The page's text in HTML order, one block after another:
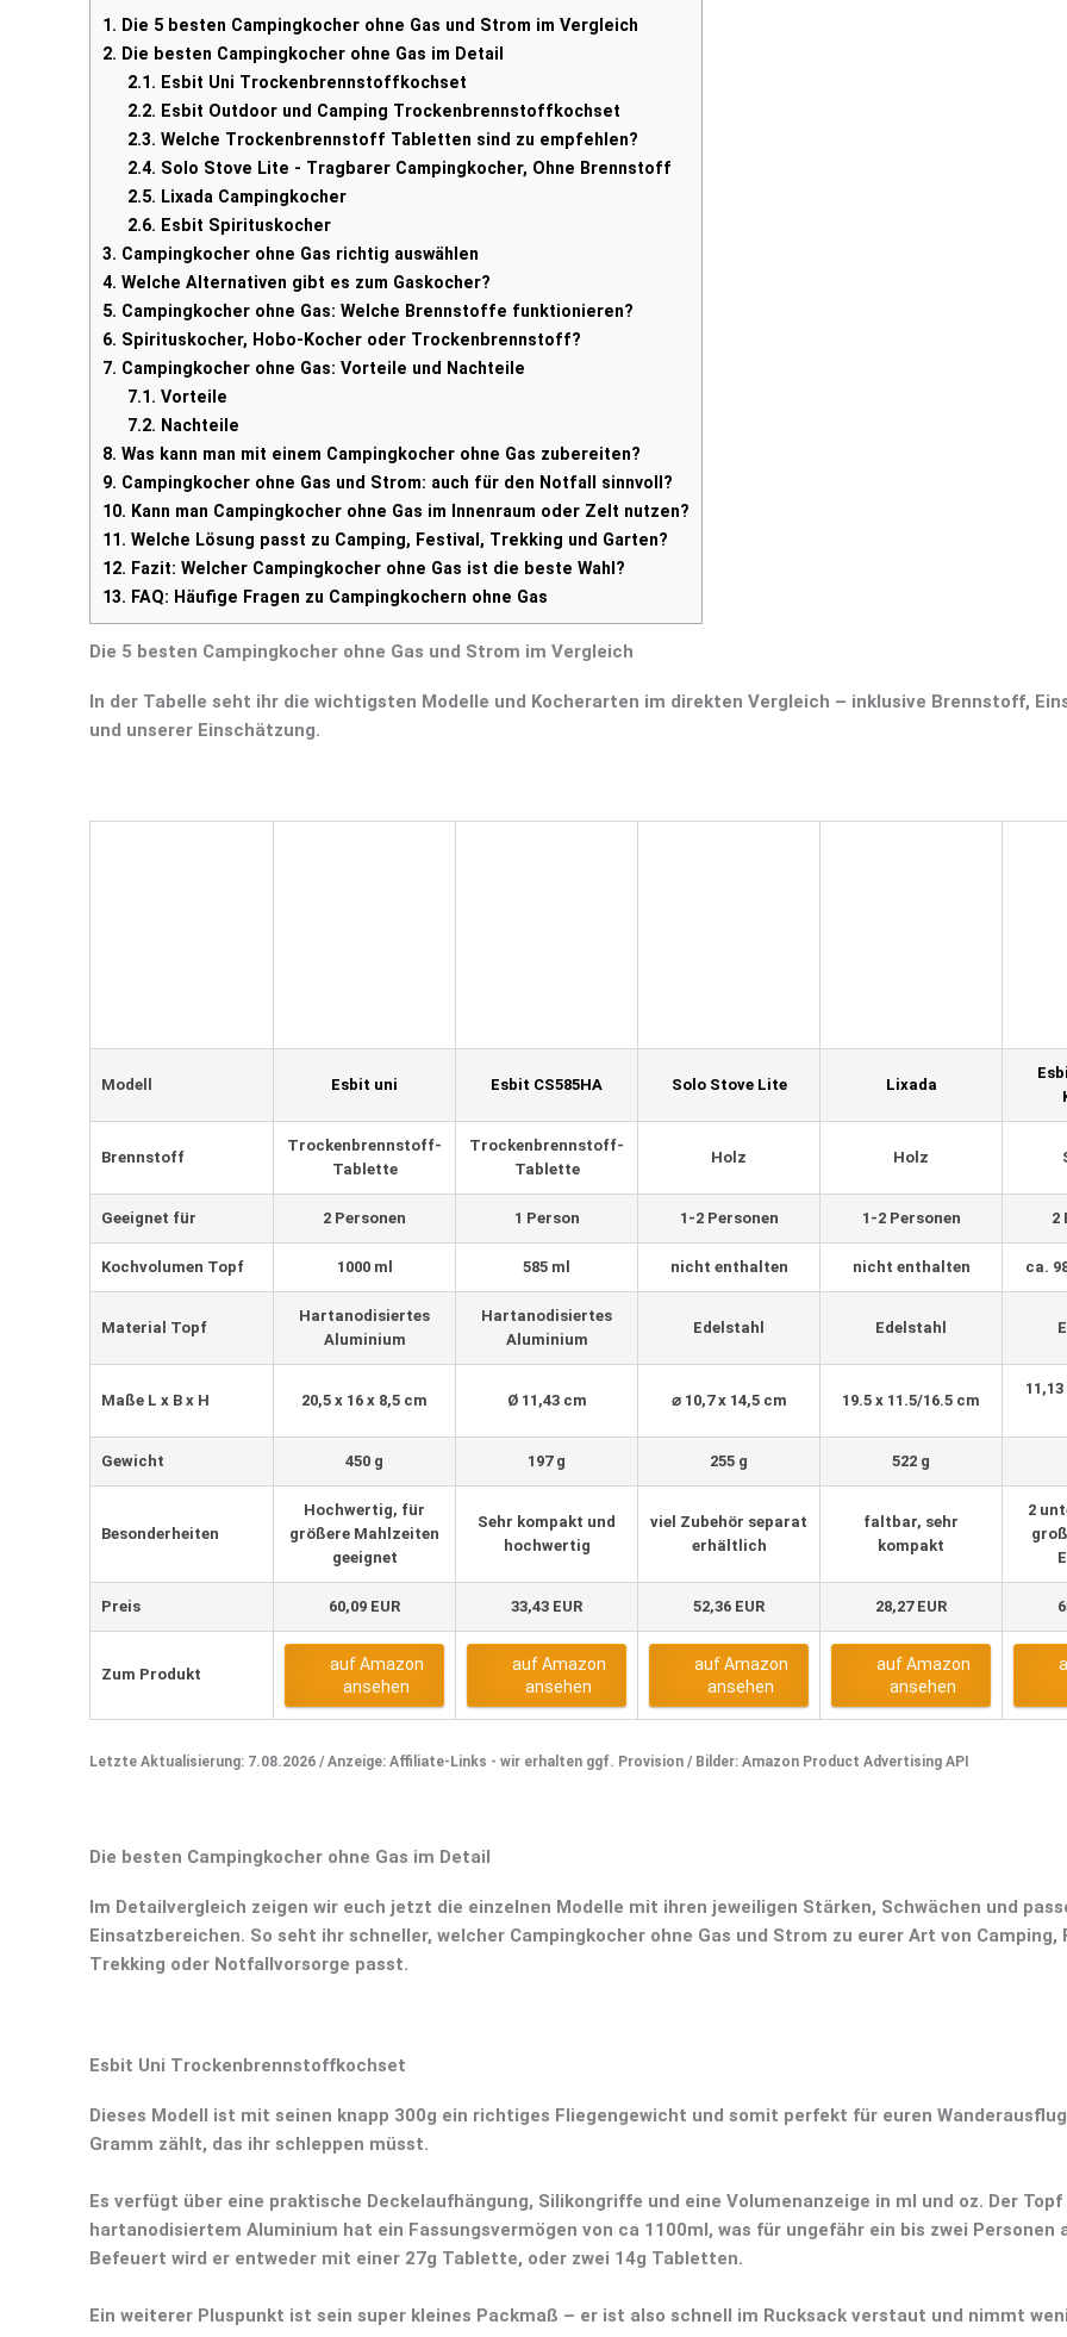
1. Die 5 besten Campingkocher ohne Gas und Strom im Vergleich
2. Die besten Campingkocher ohne Gas im Detail
2.1. Esbit Uni Trockenbrennstoffkochset
2.2. Esbit Outdoor und Camping Trockenbrennstoffkochset
2.3. Welche Trockenbrennstoff Tabletten sind zu empfehlen?
2.4. Solo Stove Lite - Tragbarer Campingkocher, Ohne Brennstoff
2.5. Lixada Campingkocher
2.6. Esbit Spirituskocher
3. Campingkocher ohne Gas richtig auswählen
4. Welche Alternativen gibt es zum Gaskocher?
5. Campingkocher ohne Gas: Welche Brennstoffe funktionieren?
6. Spirituskocher, Hobo-Kocher oder Trockenbrennstoff?
7. Campingkocher ohne Gas: Vorteile und Nachteile
7.1. Vorteile
7.2. Nachteile
8. Was kann man mit einem Campingkocher ohne Gas zubereiten?
9. Campingkocher ohne Gas und Strom: auch für den Notfall sinnvoll?
10. Kann man Campingkocher ohne Gas im Innenraum oder Zelt nutzen?
11. Welche Lösung passt zu Camping, Festival, Trekking und Garten?
12. Fazit: Welcher Campingkocher ohne Gas ist die beste Wahl?
13. FAQ: Häufige Fragen zu Campingkochern ohne Gas
Die 5 besten Campingkocher ohne Gas und Strom im Vergleich
In der Tabelle seht ihr die wichtigsten Modelle und Kocherarten im direkten Vergleich – inklusive Brennstoff,
und unserer Einschätzung.
Modell Esbit uni Esbit CS585HA Solo Stove Lite Lixada
Brennstoff
Trockenbrennstoff-
Tablette
Trockenbrennstoff-
Tablette
Holz Holz
Geeignet für 2 Personen 1 Person 1-2 Personen 1-2 Personen 2
Kochvolumen Topf 1000 ml 585 ml nicht enthalten nicht enthalten ca.
Material Topf
Hartanodisiertes
Aluminium
Hartanodisiertes
Aluminium
Edelstahl Edelstahl
Maße L x B x H ‎20,5 x 16 x 8,5 cm Ø ‎11,43 cm ⌀ 10,7 x 14,5 cm 19.5 x 11.5/16.5 cm
Gewicht 450 g 197 g 255 g 522 g
Besonderheiten
Hochwertig, für
größere Mahlzeiten
geeignet
Sehr kompakt und
hochwertig
viel Zubehör separat
erhältlich
faltbar, sehr
kompakt
2
Preis 60,09 EUR 33,43 EUR 52,36 EUR 28,27 EUR
Zum Produkt
auf Amazon
ansehen
auf Amazon
ansehen
auf Amazon
ansehen
auf Amazon
ansehen
Letzte Aktualisierung: 7.08.2026 / Anzeige: Affiliate-Links - wir erhalten ggf. Provision / Bilder: Amazon Product Advertising API
Die besten Campingkocher ohne Gas im Detail
Im Detailvergleich zeigen wir euch jetzt die einzelnen Modelle mit ihren jeweiligen Stärken, Schwächen und
Einsatzbereichen. So seht ihr schneller, welcher Campingkocher ohne Gas und Strom zu eurer Art von Camping,
Trekking oder Notfallvorsorge passt.
Esbit Uni Trockenbrennstoffkochset
Dieses Modell ist mit seinen knapp 300g ein richtiges Fliegengewicht und somit perfekt für euren
Gramm zählt, das ihr schleppen müsst.
Es verfügt über eine praktische Deckelaufhängung, Silikongriffe und eine Volumenanzeige in ml und oz. Der Topf
hartanodisiertem Aluminium hat ein Fassungsvermögen von ca 1100ml, was für ungefähr ein bis zwei Personen
Befeuert wird er entweder mit einer 27g Tablette, oder zwei 14g Tabletten.
Ein weiterer Pluspunkt ist sein super kleines Packmaß – er ist also schnell im Rucksack verstaut und nimmt